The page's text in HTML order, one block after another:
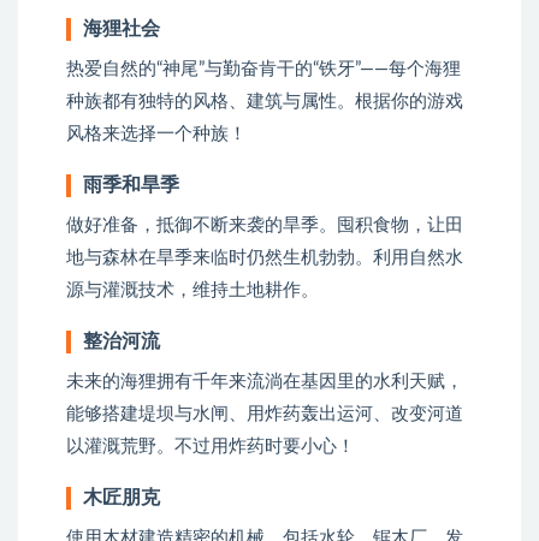
海狸社会
热爱自然的“神尾”与勤奋肯干的“铁牙”——每个海狸
种族都有独特的风格、建筑与属性。根据你的游戏
风格来选择一个种族！
雨季和旱季
做好准备，抵御不断来袭的旱季。囤积食物，让田
地与森林在旱季来临时仍然生机勃勃。利用自然水
源与灌溉技术，维持土地耕作。
整治河流
未来的海狸拥有千年来流淌在基因里的水利天赋，
能够搭建堤坝与水闸、用炸药轰出运河、改变河道
以灌溉荒野。不过用炸药时要小心！
木匠朋克